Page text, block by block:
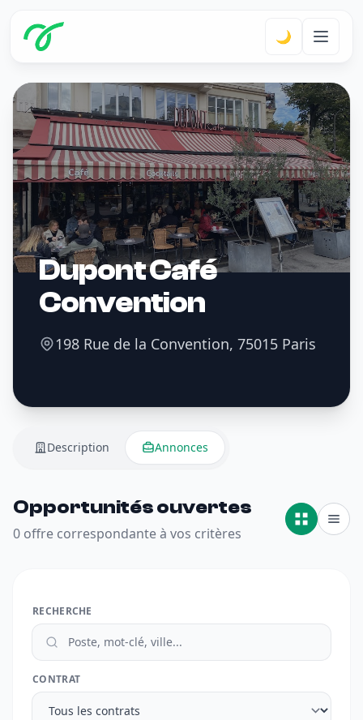
🌙
Dupont Café
Convention
198 Rue de la Convention, 75015 Paris
Description Annonces
Opportunités ouvertes
0 offre correspondante à vos critères
RECHERCHE
CONTRAT